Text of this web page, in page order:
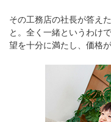
その工務店の社長が答え
と。全く一緒というわけ
望を十分に満たし、価格